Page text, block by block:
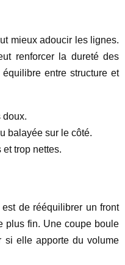
mieux adoucir les lignes.
renforcer la dureté des
entre structure et
doux.
balayée sur le côté.
trop nettes.
de rééquilibrer un front
plus fin. Une coupe boule
si elle apporte du volume